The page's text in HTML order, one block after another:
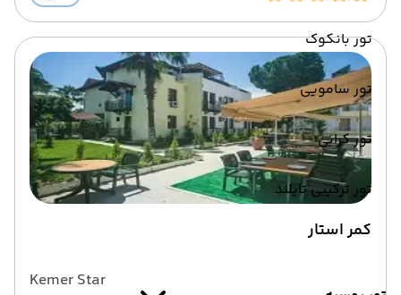
تور بانکوک
تور سامویی
تور کرابی
تور ترکیبی تایلند
کمر استار
Kemer Star